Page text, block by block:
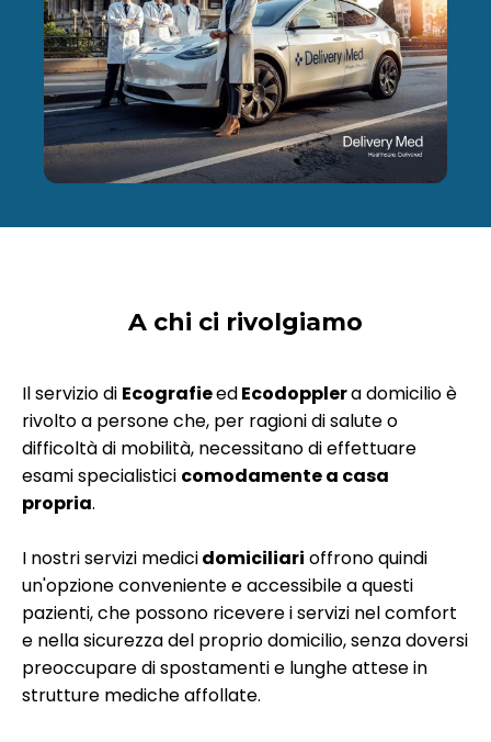
A chi ci rivolgiamo
Il servizio di EcografieedEcodopplera domicilio è
rivolto a persone che, per ragioni di salute o
difficoltà di mobilità, necessitano di effettuare
esami specialistici comodamente a casa
propria.
I nostri servizi medicidomiciliari offrono quindi
un'opzione conveniente e accessibile a questi
pazienti, che possono ricevere i servizi nel comfort
e nella sicurezza del proprio domicilio, senza doversi
preoccupare di spostamenti e lunghe attese in
strutture mediche affollate.